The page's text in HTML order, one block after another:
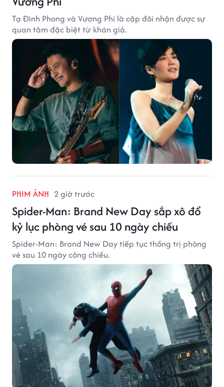
Tạ Đình Phong và Vương Phi là cặp đôi nhận được sự
quan tâm đặc biệt từ khán giả.
PHIM ẢNH 2 giờ trước
Spider-Man: Brand New Day sắp xô đổ
kỷ lục phòng vé sau 10 ngày chiếu
Spider-Man: Brand New Day tiếp tục thống trị phòng
vé sau 10 ngày công chiếu.